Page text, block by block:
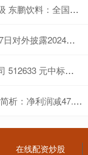
势头正劲 Q2业绩超预期
年半年度报告等
人民医院中药饮片采购项目
：净利润减47.98%
在线配资炒股